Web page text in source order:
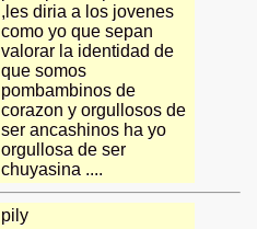
,les diria a los jovenes
como yo que sepan
valorar la identidad de
que somos
pombambinos de
corazon y orgullosos de
ser ancashinos ha yo
orgullosa de ser
chuyasina ....
pily